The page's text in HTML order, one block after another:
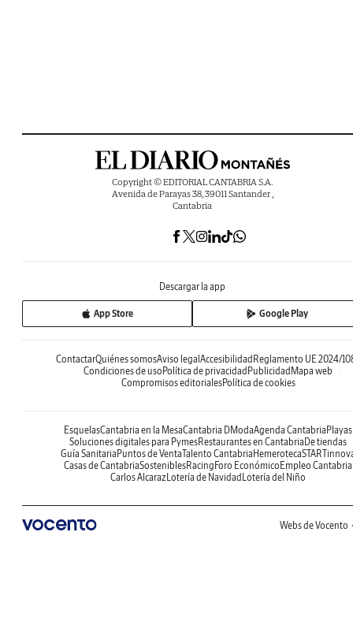
Copyright © EDITORIAL CANTABRIA S.A.
Avenida de Parayas 38, 39011 Santander ,
Cantabria
Descargar la app
App Store Google Play
ContactarQuiénes somosAviso legalAccesibilidadReglamento UE 2024/
Condiciones de usoPolítica de privacidadPublicidadMapa web
Compromisos editorialesPolítica de cookies
EsquelasCantabria en la MesaCantabria DModaAgenda CantabriaPlayas
Soluciones digitales para PymesRestaurantes en CantabriaDe tiendas
Guía SanitariaPuntos de VentaTalento CantabriaHemeroteca
Casas de CantabriaSosteniblesRacingForo EconómicoEmpleo Cantabria
Carlos AlcarazLotería de NavidadLotería del Niño
Webs de Vocento